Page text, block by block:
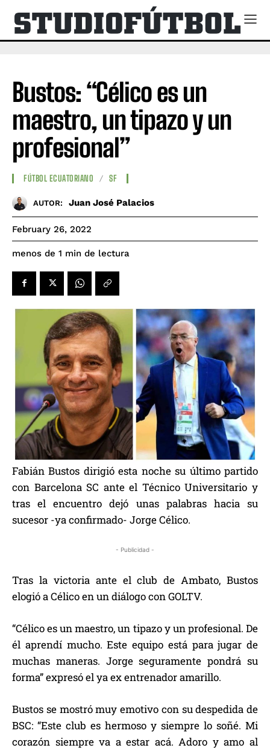
Bustos: “Célico es un
maestro, un tipazo y un
profesional”
FÚTBOL ECUATORIANO SF
AUTOR: Juan José Palacios
February 26, 2022
menos de 1 min de lectura
Fabián Bustos dirigió esta noche su último partido
con Barcelona SC ante el Técnico Universitario y
tras el encuentro dejó unas palabras hacia su
sucesor -ya confirmado- Jorge Célico.
- Publicidad -
Tras la victoria ante el club de Ambato, Bustos
elogió a Célico en un diálogo con GOLTV.
“Célico es un maestro, un tipazo y un profesional. De
él aprendí mucho. Este equipo está para jugar de
muchas maneras. Jorge seguramente pondrá su
forma” expresó el ya ex entrenador amarillo.
Bustos se mostró muy emotivo con su despedida de
BSC: “Este club es hermoso y siempre lo soñé. Mi
corazón siempre va a estar acá. Adoro y amo al